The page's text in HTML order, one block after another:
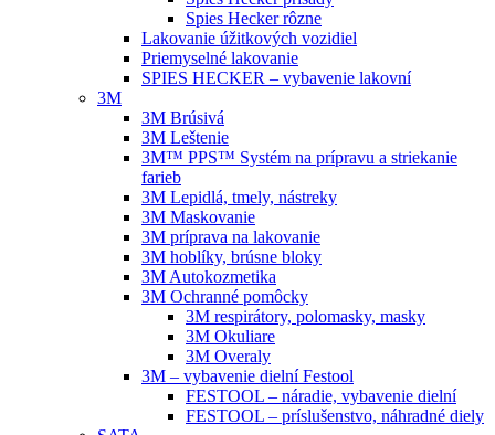
Spies Hecker rôzne
Lakovanie úžitkových vozidiel
Priemyselné lakovanie
SPIES HECKER – vybavenie lakovní
3M
3M Brúsivá
3M Leštenie
3M™ PPS™ Systém na prípravu a striekanie
farieb
3M Lepidlá, tmely, nástreky
3M Maskovanie
3M príprava na lakovanie
3M hoblíky, brúsne bloky
3M Autokozmetika
3M Ochranné pomôcky
3M respirátory, polomasky, masky
3M Okuliare
3M Overaly
3M – vybavenie dielní Festool
FESTOOL – náradie, vybavenie dielní
FESTOOL – príslušenstvo, náhradné diely